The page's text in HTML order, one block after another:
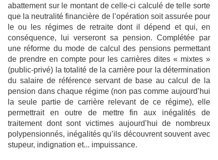
abattement sur le montant de celle-ci calculé de telle sorte
que la neutralité financière de l’opération soit assurée pour
le ou les régimes de retraite dont il dépend et qui, en
conséquence, lui verseront sa pension. Complétée par
une réforme du mode de calcul des pensions permettant
de prendre en compte pour les carrières dites « mixtes »
(public-privé) la totalité de la carrière pour la détermination
du salaire de référence servant de base au calcul de la
pension dans chaque régime (non pas comme aujourd’hui
la seule partie de carrière relevant de ce régime), elle
permettrait en outre de mettre fin aux inégalités de
traitement dont sont victimes aujourd’hui de nombreux
polypensionnés, inégalités qu’ils découvrent souvent avec
stupeur, indignation et... impuissance.